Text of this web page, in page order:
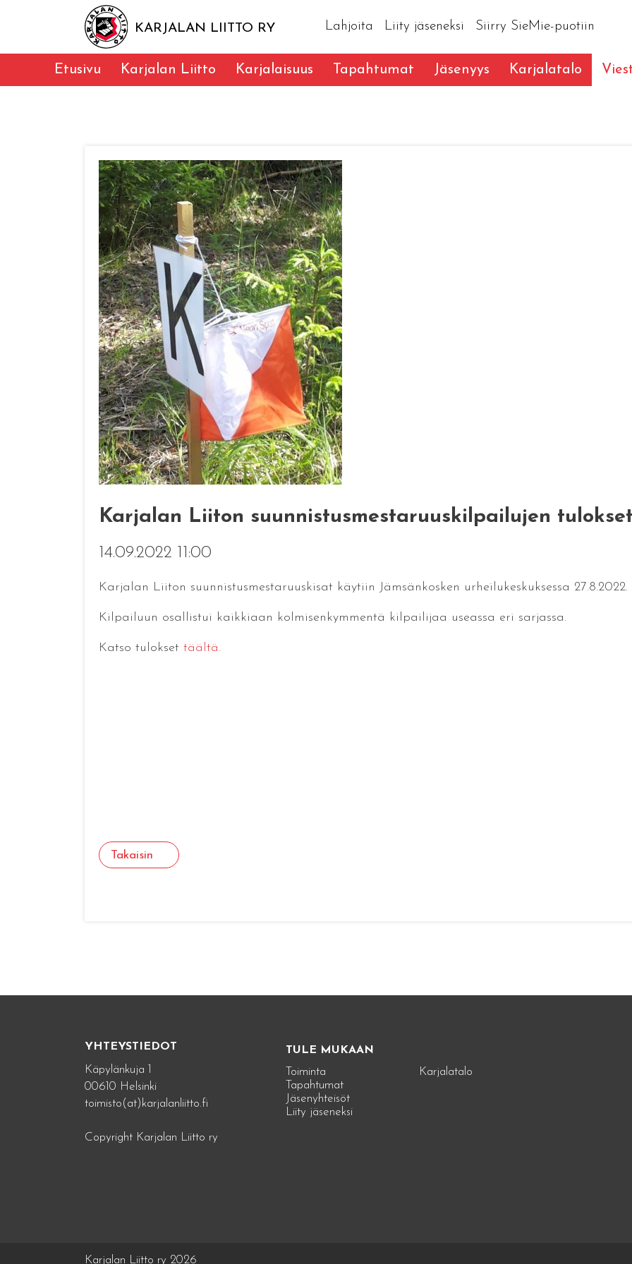
KARJALAN LIITTO RY Lahjoita Liity jäseneksi Siirry SieMie-puotiin
Etusivu Karjalan Liitto Karjalaisuus Tapahtumat Jäsenyys Karjalatalo
Karjalan Liiton suunnistusmestaruuskilpailujen
14.09.2022 11:00
Karjalan Liiton suunnistusmestaruuskisat käytiin Jämsänkosken urheilukeskuksessa 27.8.2022.
Kilpailuun osallistui kaikkiaan kolmisenkymmentä kilpailijaa useassa eri sarjassa.
Katso tulokset täältä.
Takaisin
YHTEYSTIEDOT
Käpylänkuja 1
00610 Helsinki
toimisto(at)karjalanliitto.fi
Copyright Karjalan Liitto ry
TULE MUKAAN
Toiminta
Tapahtumat
Jäsenyhteisöt
Liity jäseneksi
Karjalatalo
Karjalan Liitto ry 2026